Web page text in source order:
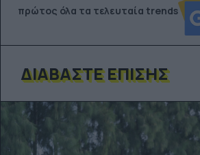
πρώτος όλα τα τελευταία trends
ΔΙΑΒΆΣΤΕ ΕΠΊΣΗΣ